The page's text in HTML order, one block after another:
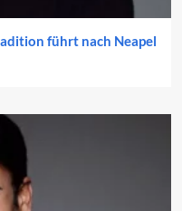
führt nach Neapel